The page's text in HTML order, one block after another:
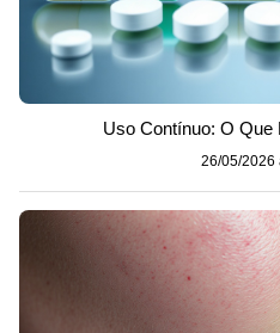
Uso Contínuo: O Que
26/05/2026